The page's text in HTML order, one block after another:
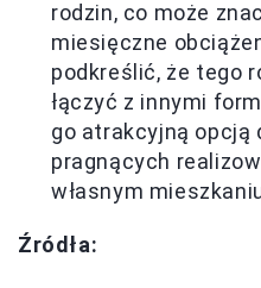
rodzin, co może
miesięczne
podkreślić, że tego
łączyć z innymi
go atrakcyjną opcją
pragnących
własnym
Źródła: